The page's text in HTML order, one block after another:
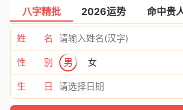
八字精批 2026运势 命中贵
姓 名
性 别 男 女
生 日